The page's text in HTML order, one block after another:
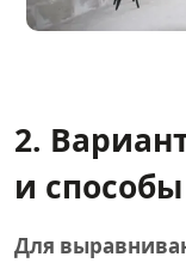
2.
и способы
Для